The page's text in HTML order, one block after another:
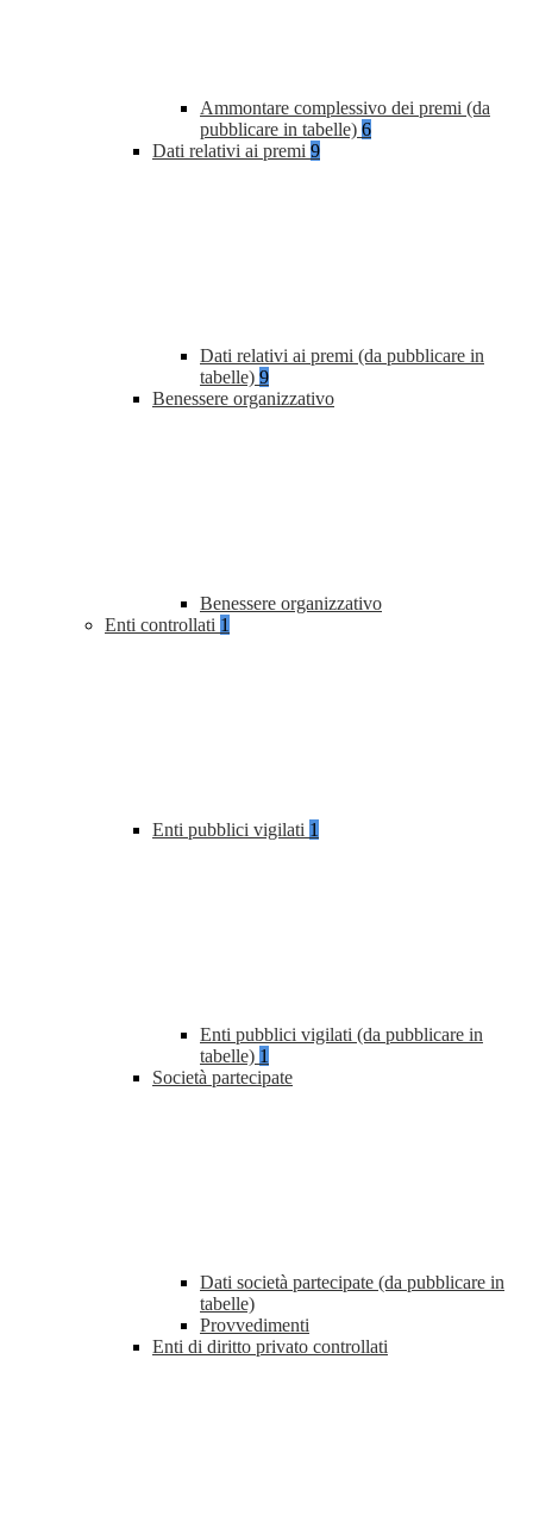
Ammontare complessivo dei premi (da
pubblicare in tabelle) 6
Dati relativi ai premi 9
Dati relativi ai premi (da pubblicare in
tabelle) 9
Benessere organizzativo
Benessere organizzativo
Enti controllati 1
Enti pubblici vigilati 1
Enti pubblici vigilati (da pubblicare in
tabelle) 1
Società partecipate
Dati società partecipate (da pubblicare in
tabelle)
Provvedimenti
Enti di diritto privato controllati